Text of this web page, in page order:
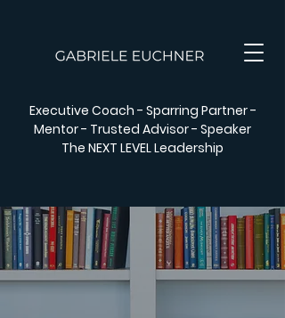
Executive Coach - Sparring Partner -
Mentor - Trusted Advisor - Speaker
The NEXT LEVEL Leadership